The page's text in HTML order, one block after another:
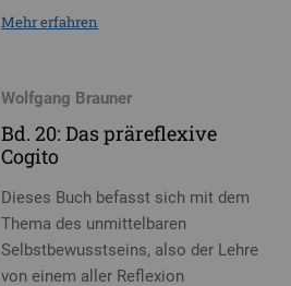
Mehr erfahren
Wolfgang Brauner
Bd. 20: Das präreflexive
Cogito
Dieses Buch befasst sich mit dem
Thema des unmittelbaren
Selbstbewusstseins, also der Lehre
von einem aller Reflexion